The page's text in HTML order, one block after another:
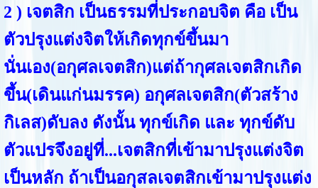
2 ) เจตสิก เป็นธรรมที่ประกอบจิต คือ เป็น
ตัวปรุงแต่งจิตให้เกิดทุกข์ขึ้นมา
นั่นเอง(อกุศลเจตสิก)แต่ถ้ากุศลเจตสิกเกิด
ขึ้น(เดินแก่นมรรค) อกุศลเจตสิก(ตัวสร้าง
กิเลส)ดับลง ดังนั้น ทุกข์เกิด และ ทุกข์ดับ
ตัวแปรจึงอยู่ที่...เจตสิกที่เข้ามาปรุงแต่งจิต
เป็นหลัก ถ้าเป็นอกุสลเจตสิกเข้ามาปรุงแต่ง